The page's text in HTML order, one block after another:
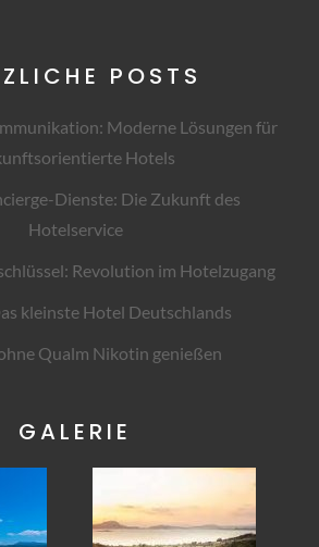
POSTS
Moderne Lösungen für
Hotels
Dienste: Die Zukunft des
Hotelservice
Revolution im Hotelzugang
kleinste Hotel Deutschlands
Qualm Nikotin genießen
GALERIE